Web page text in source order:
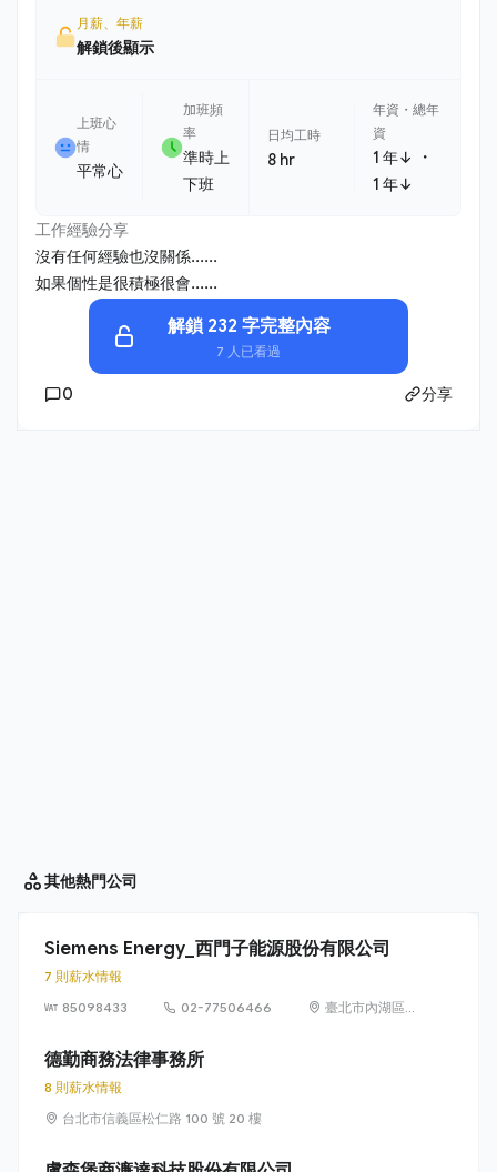
月薪、年薪
解鎖後顯示
上班心
情
平常心
加班頻
率
準時上
下班
日均工時
8 hr
年資・總年
資
1 年↓ ・
1 年↓
工作經驗分享
沒有任何經驗也沒關係......
如果個性是很積極很會......
解鎖 232 字完整內容
7 人已看過
0 分享
其他熱門公司
Siemens Energy_西門子能源股份有限公司
7 則薪水情報
85098433
02-77506466
臺北市內湖區
德勤商務法律事務所
8 則薪水情報
台北市信義區松仁路 100 號 20 樓